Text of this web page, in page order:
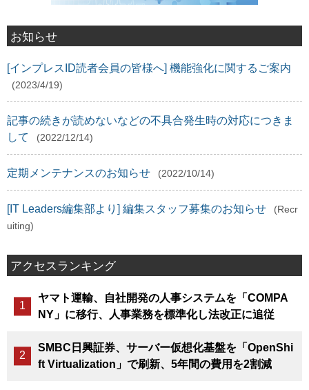
お知らせ
[インプレスID読者会員の皆様へ] 機能強化に関するご案内
(2023/4/19)
記事の続きが読めないなどの不具合発生時の対応につきま
して
(2022/12/14)
定期メンテナンスのお知らせ (2022/10/14)
[IT Leaders編集部より] 編集スタッフ募集のお知らせ
(Recr
uiting)
アクセスランキング
ヤマト運輸、自社開発の人事システムを「COMPA
NY」に移行、人事業務を標準化し法改正に追従
SMBC日興証券、サーバー仮想化基盤を「OpenShi
ft Virtualization」で刷新、5年間の費用を2割減